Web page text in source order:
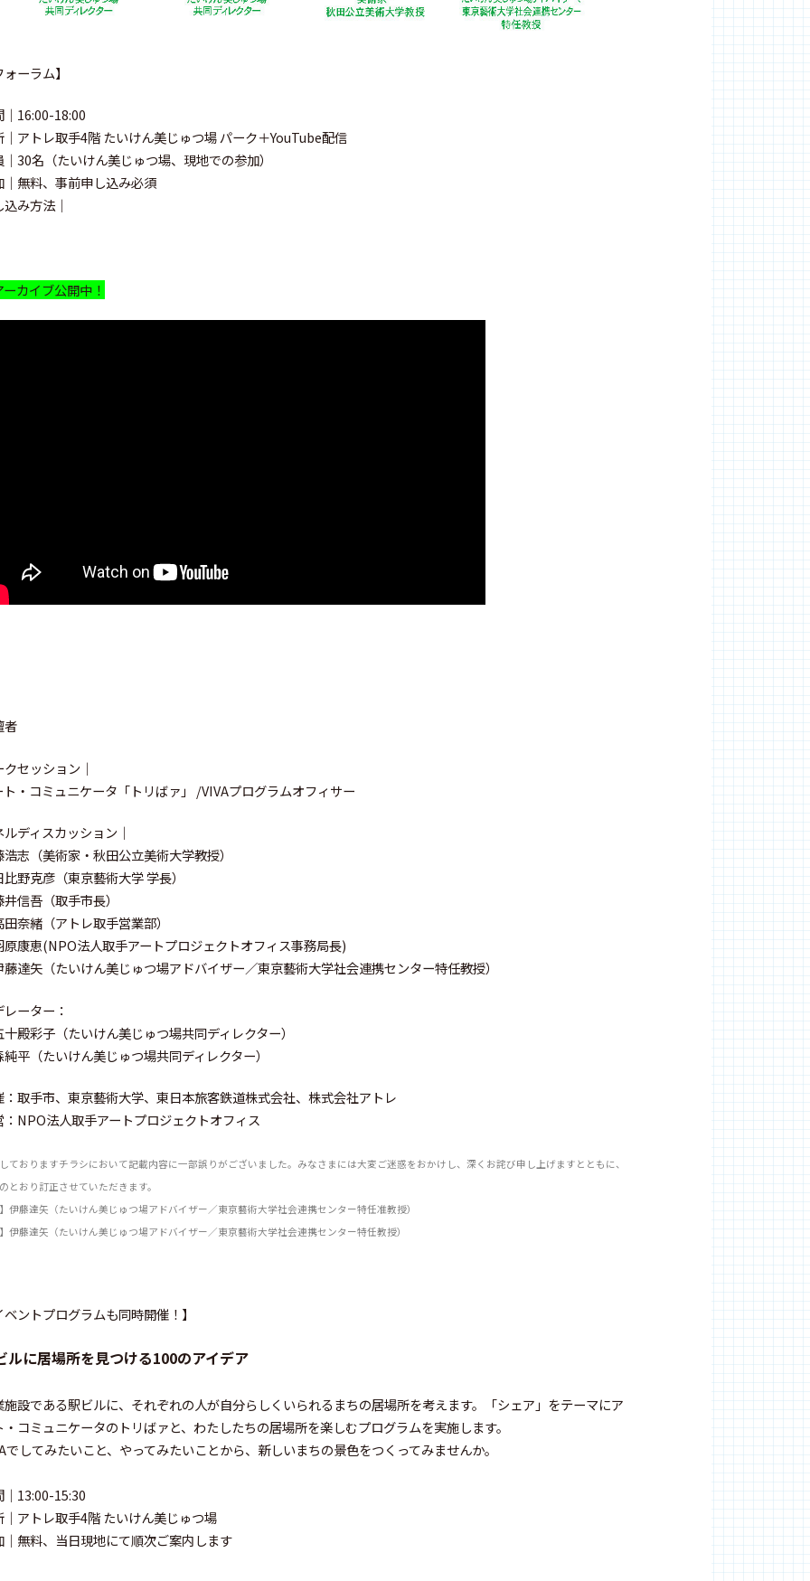
ーラム】
｜16:00-18:00
｜アトレ取手4階 たいけん美じゅつ場 パーク＋YouTube配信
30名（たいけん美じゅつ場、現地での参加）
｜無料、事前申し込み必須
み方法｜
カイブ公開中！
者
セッション｜
ト・コミュニケータ「トリばァ」 /VIVAプログラムオフィサー
ディスカッション｜
志（美術家・秋田公立美術大学教授）
野克彦（東京藝術大学 学長）
信吾（取手市長）
奈緒（アトレ取手営業部）
康恵(NPO法人取手アートプロジェクトオフィス事務局長)
達矢（たいけん美じゅつ場アドバイザー／東京藝術大学社会連携センター特任教授）
ーター：
殿彩子（たいけん美じゅつ場共同ディレクター）
平（たいけん美じゅつ場共同ディレクター）
：取手市、東京藝術大学、東日本旅客鉄道株式会社、株式会社アトレ
：NPO法人取手アートプロジェクトオフィス
ておりますチラシにおいて記載内容に一部誤りがございました。 みなさまには大変ご迷惑をおかけし、深くお詫び申し上げますとともに、
とおり訂正させていただきます。
伊藤達矢（たいけん美じゅつ場アドバイザー／東京藝術大学社会連携センター特任准教授）
伊藤達矢（たいけん美じゅつ場アドバイザー／東京藝術大学社会連携センター特任教授）
ントプログラムも同時開催！】
ルに居場所を見つける100のアイデア
施設である駅ビルに、それぞれの人が自分らしくいられるまちの居場所を考えます。「シェア」をテーマにア
・コミュニケータのトリばァと、わたしたちの居場所を楽しむプログラムを実施します。
でしてみたいこと、やってみたいことから、新しいまちの景色をつくってみませんか。
｜13:00-15:30
｜アトレ取手4階 たいけん美じゅつ場
｜無料、当日現地にて順次ご案内します